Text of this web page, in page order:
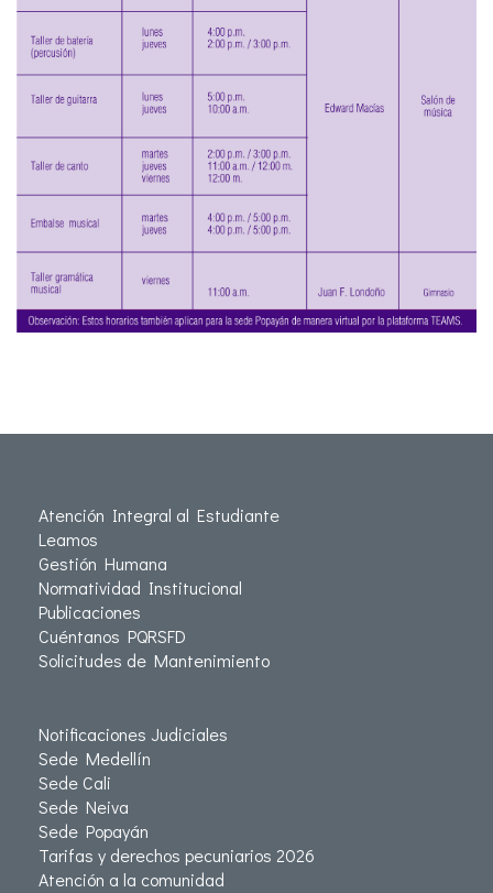
Atención Integral al Estudiante
Leamos
Gestión Humana
Normatividad Institucional
Publicaciones
Cuéntanos PQRSFD
Solicitudes de Mantenimiento
Notificaciones Judiciales
Sede Medellín
Sede Cali
Sede Neiva
Sede Popayán
Tarifas y derechos pecuniarios 2026
Atención a la comunidad